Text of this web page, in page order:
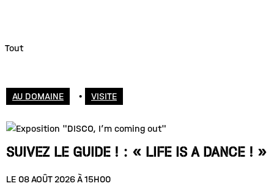
Tout
AU DOMAINE • VISITE
SUIVEZ LE GUIDE ! : « LIFE IS A DANCE ! »
LE 08 AOÛT 2026 À 15H00